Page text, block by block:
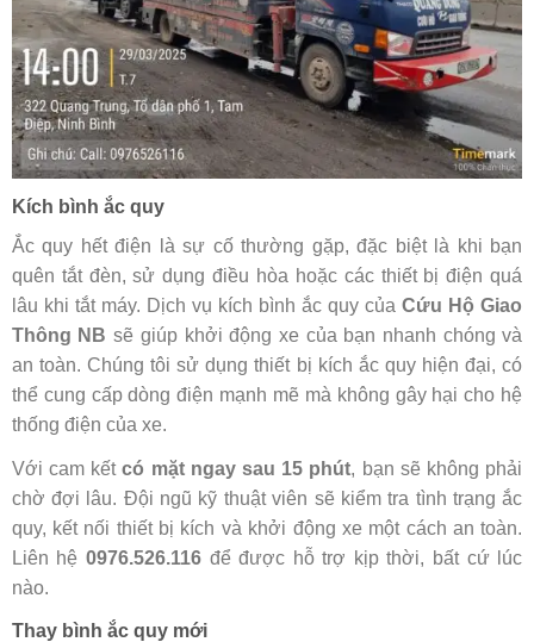
Kích bình ắc quy
Ắc quy hết điện là sự cố thường gặp, đặc biệt là khi bạn
quên tắt đèn, sử dụng điều hòa hoặc các thiết bị điện quá
lâu khi tắt máy. Dịch vụ kích bình ắc quy củaCứu Hộ Giao
Thông NB sẽ giúp khởi động xe của bạn nhanh chóng và
an toàn. Chúng tôi sử dụng thiết bị kích ắc quy hiện đại, có
thể cung cấp dòng điện mạnh mẽ mà không gây hại cho hệ
thống điện của xe.
Với cam kếtcó mặt ngay sau 15 phút, bạn sẽ không phải
chờ đợi lâu. Đội ngũ kỹ thuật viên sẽ kiểm tra tình trạng ắc
quy, kết nối thiết bị kích và khởi động xe một cách an toàn.
Liên hệ 0976.526.116để được hỗ trợ kịp thời, bất cứ lúc
nào.
Thay bình ắc quy mới